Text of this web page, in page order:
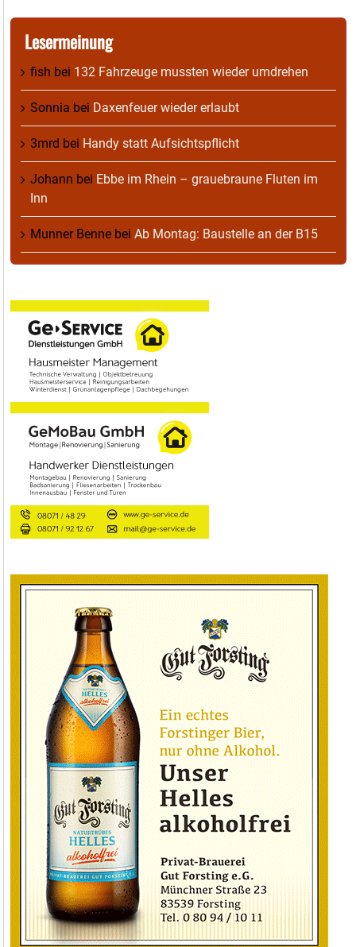
Lesermeinung
fish bei 132 Fahrzeuge mussten wieder umdrehen
Sonnia bei Daxenfeuer wieder erlaubt
3mrd bei Handy statt Aufsichtspflicht
Johann bei Ebbe im Rhein – grauebraune Fluten im
Inn
Munner Benne bei Ab Montag: Baustelle an der B15